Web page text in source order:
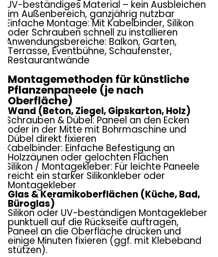
UV-beständiges Material – kein Ausbleichen
im Außenbereich, ganzjährig nutzbar
Einfache Montage: Mit Kabelbinder, Silikon
oder Schrauben schnell zu installieren
Anwendungsbereiche: Balkon, Garten,
Terrasse, Eventbühne, Schaufenster,
Restaurantwände
Montagemethoden für künstliche
Pflanzenpaneele (je nach
Oberfläche)
Wand (Beton, Ziegel, Gipskarton, Holz)
Schrauben & Dübel: Paneel an den Ecken
oder in der Mitte mit Bohrmaschine und
Dübel direkt fixieren
Kabelbinder: Einfache Befestigung an
Holzzäunen oder gelochten Flächen
Silikon / Montagekleber: Für leichte Paneele
reicht ein starker Silikonkleber oder
Montagekleber
Glas & Keramikoberflächen (Küche, Bad,
Büroglas)
Silikon oder UV-beständigen Montagekleber
punktuell auf die Rückseite auftragen,
Paneel an die Oberfläche drücken und
einige Minuten fixieren (ggf. mit Klebeband
stützen).